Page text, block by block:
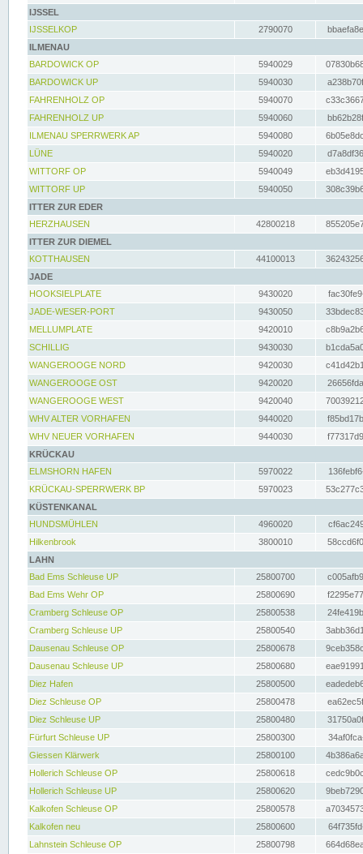
IJSSEL
IJSSELKOP
2790070
ILMENAU
BARDOWICK OP
5940029
BARDOWICK UP
5940030
FAHRENHOLZ OP
5940070
FAHRENHOLZ UP
5940060
ILMENAU SPERRWERK AP
5940080
LÜNE
5940020
WITTORF OP
5940049
WITTORF UP
5940050
ITTER ZUR EDER
HERZHAUSEN
42800218
ITTER ZUR DIEMEL
KOTTHAUSEN
44100013
JADE
HOOKSIELPLATE
9430020
JADE-WESER-PORT
9430050
MELLUMPLATE
9420010
SCHILLIG
9430030
WANGEROOGE NORD
9420030
WANGEROOGE OST
9420020
WANGEROOGE WEST
9420040
WHV ALTER VORHAFEN
9440020
WHV NEUER VORHAFEN
9440030
KRÜCKAU
ELMSHORN HAFEN
5970022
KRÜCKAU-SPERRWERK BP
5970023
KÜSTENKANAL
HUNDSMÜHLEN
4960020
Hilkenbrook
3800010
LAHN
Bad Ems Schleuse UP
25800700
Bad Ems Wehr OP
25800690
Cramberg Schleuse OP
25800538
Cramberg Schleuse UP
25800540
Dausenau Schleuse OP
25800678
Dausenau Schleuse UP
25800680
Diez Hafen
25800500
Diez Schleuse OP
25800478
Diez Schleuse UP
25800480
Fürfurt Schleuse UP
25800300
Giessen Klärwerk
25800100
Hollerich Schleuse OP
25800618
Hollerich Schleuse UP
25800620
Kalkofen Schleuse OP
25800578
Kalkofen neu
25800600
Lahnstein Schleuse OP
25800798